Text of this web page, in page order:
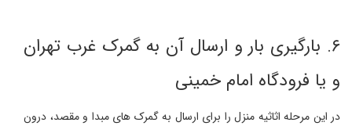
۶. بارگیری بار و ارسال آن به گمرک غرب تهران
و یا فرودگاه امام خمینی
در این مرحله اثاثیه منزل را برای ارسال به گمرک های مبدا و مقصد، درون